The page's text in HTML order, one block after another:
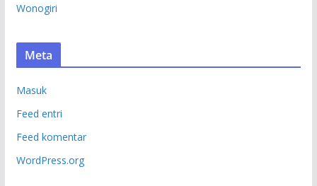
Wonogiri
Meta
Masuk
Feed entri
Feed komentar
WordPress.org